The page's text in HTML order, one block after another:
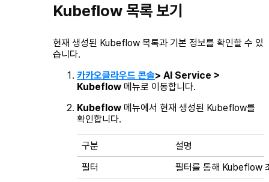
Kubeflow 목록 보기
현재 생성된 Kubeflow 목록과 기본 정보를 확인할 수 있
습니다.
카카오클라우드 콘솔> AI Service >
Kubeflow 메뉴로 이동합니다.
Kubeflow 메뉴에서 현재 생성된 Kubeflow를
확인합니다.
구분
설명
필터
필터를 통해 Kubeflow